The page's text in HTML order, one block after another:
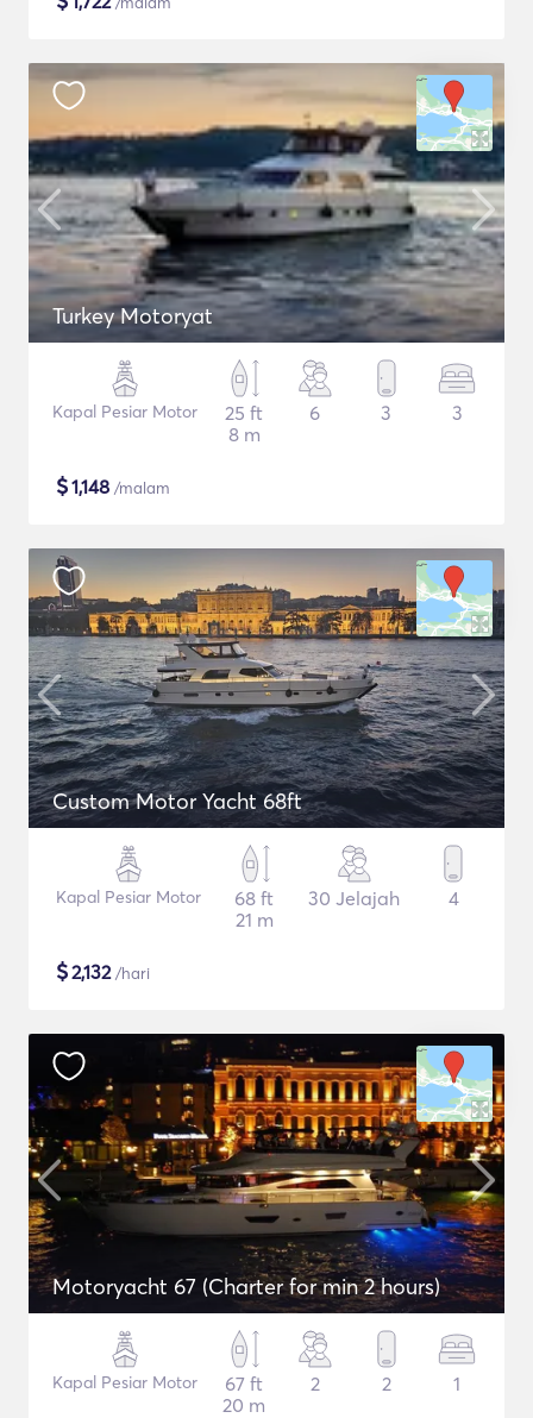
Turkey Motoryat
Kapal Pesiar Motor
25 ft
8 m
6 3 3
$1,148 /malam
Custom Motor Yacht 68ft
Kapal Pesiar Motor
68 ft
21 m
30 Jelajah 4
$2,132/hari
Motoryacht 67 (Charter for min 2 hours)
Kapal Pesiar Motor
67 ft
20 m
2 2 1